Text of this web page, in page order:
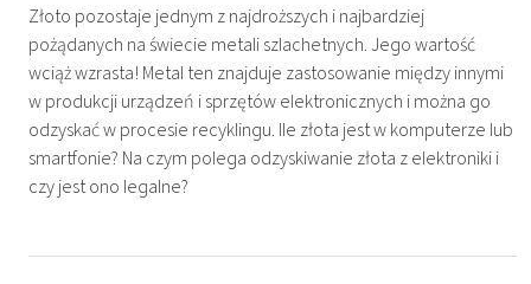
Złoto pozostaje jednym z najdroższych i najbardziej
pożądanych na świecie metali szlachetnych. Jego wartość
wciąż wzrasta! Metal ten znajduje zastosowanie między innymi
w produkcji urządzeń i sprzętów elektronicznych i można go
odzyskać w procesie recyklingu. Ile złota jest w komputerze lub
smartfonie? Na czym polega odzyskiwanie złota z elektroniki i
czy jest ono legalne?